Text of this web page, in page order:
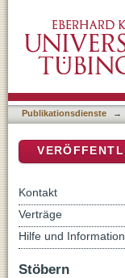
Publikationsdienste →
Kontakt
Verträge
Hilfe und
Stöbern